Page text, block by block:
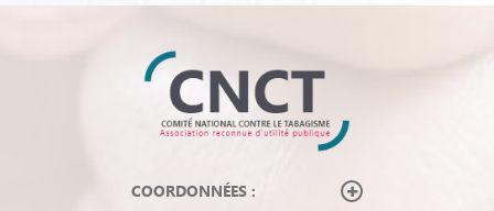
COORDONNÉES :